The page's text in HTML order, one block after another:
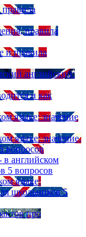
правила
правила
и правила
английский:
и как
языке: значение
языке: значение,
5 вопросов
английском
5 вопросов
языке:
школьников 5
про